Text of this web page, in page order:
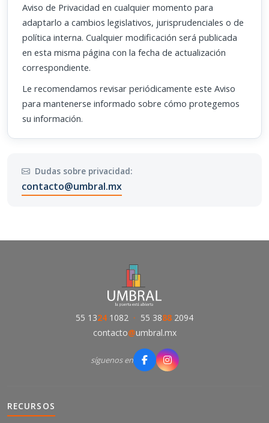
Aviso de Privacidad en cualquier momento para
adaptarlo a cambios legislativos, jurisprudenciales o de
política interna. Cualquier modificación será publicada
en esta misma página con la fecha de actualización
correspondiente.
Le recomendamos revisar periódicamente este Aviso
para mantenerse informado sobre cómo protegemos
su información.
Dudas sobre privacidad:
contacto@umbral.mx
55 1324 1082 · 55 3888 2094
contacto@umbral.mx
síguenos en
RECURSOS